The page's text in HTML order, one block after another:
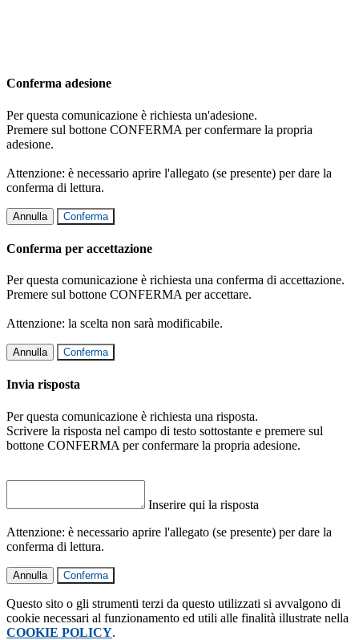
Conferma adesione
Per questa comunicazione è richiesta un'adesione.
Premere sul bottone CONFERMA per confermare la propria
adesione.
Attenzione: è necessario aprire l'allegato (se presente) per dare la
conferma di lettura.
Annulla Conferma
Conferma per accettazione
Per questa comunicazione è richiesta una conferma di accettazione.
Premere sul bottone CONFERMA per accettare.
Attenzione: la scelta non sarà modificabile.
Annulla Conferma
Invia risposta
Per questa comunicazione è richiesta una risposta.
Scrivere la risposta nel campo di testo sottostante e premere sul
bottone CONFERMA per confermare la propria adesione.
Inserire qui la risposta
Attenzione: è necessario aprire l'allegato (se presente) per dare la
conferma di lettura.
Annulla Conferma
Questo sito o gli strumenti terzi da questo utilizzati si avvalgono di
cookie necessari al funzionamento ed utili alle finalità illustrate nella
COOKIE POLICY.